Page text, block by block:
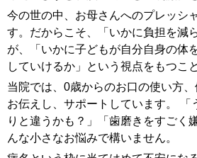
今の世の中、お母さんへのプレッシ
す。だからこそ、「いかに負担を減
が、「いかに子どもが自分自身の体
していけるか」という視点をもつこ
当院では、0歳からのお口の使い方
お伝えし、サポートしています。 「
りと違うかも？」「歯磨きをすご
んな小さなお悩みで構いません。